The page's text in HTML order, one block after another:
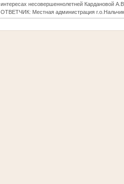
интересах несовершеннолетней Кардановой А.В.
ОТВЕТЧИК: Местная администрация г.о.Нальчик